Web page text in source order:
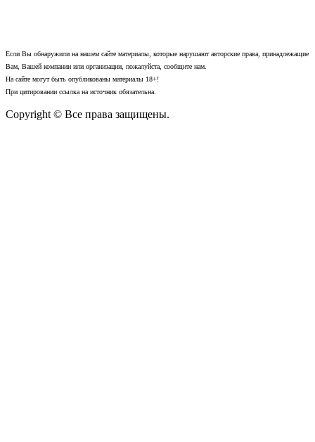
Если Вы обнаружили на нашем сайте материалы, которые нарушают авторские права, принадлежащие
Вам, Вашей компании или организации, пожалуйста, сообщите нам.
На сайте могут быть опубликованы материалы 18+!
При цитировании ссылка на источник обязательна.
Copyright © Все права защищены.